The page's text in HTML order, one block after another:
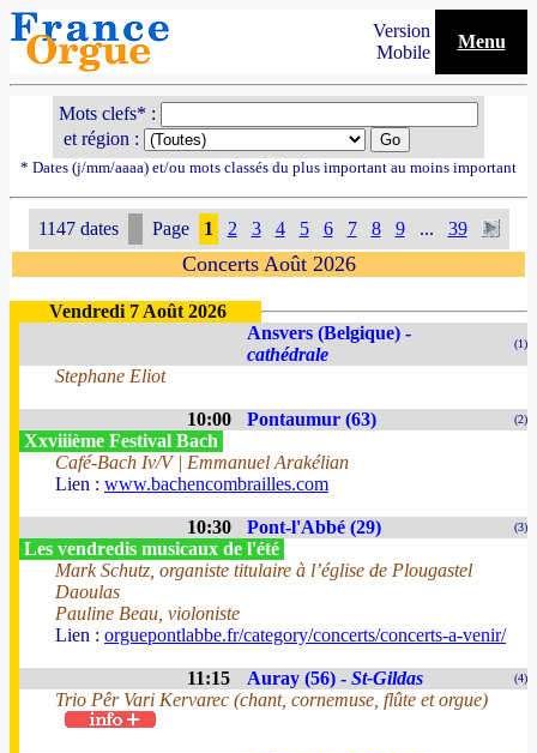
Version
Mobile
Menu
Mots clefs* :
et région :
* Dates (j/mm/aaaa) et/ou mots classés du plus important au moins important
1147 dates Page 1 2 3 4 5 6 7 8 9 ... 39
Concerts Août 2026
Vendredi 7 Août 2026
Ansvers (Belgique) -
cathédrale
(1)
Stephane Eliot
10:00 Pontaumur (63) (2)
Xxviiième Festival Bach
Café-Bach Iv/V | Emmanuel Arakélian
Lien : www.bachencombrailles.com
10:30 Pont-l'Abbé (29) (3)
Les vendredis musicaux de l'été
Mark Schutz, organiste titulaire à l’église de Plougastel
Daoulas
Pauline Beau, violoniste
Lien : orguepontlabbe.fr/category/concerts/concerts-a-venir/
11:15 Auray (56) - St-Gildas (4)
Trio Pêr Vari Kervarec (chant, cornemuse, flûte et orgue)